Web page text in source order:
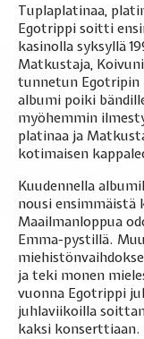
Tuplaplatinaa,
Egotrippi soitti
kasinolla syksyllä
Matkustaja,
tunnetun
albumi poiki
myöhemmin
platinaa ja
kotimaisen
Kuudennella
nousi ensimmäistä
Maailmanloppua
Emma-pystillä.
ja teki monen
vuonna Egotrippi
juhlaviikoilla
kaksi konserttiaan.